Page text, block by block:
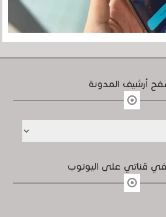
أرشيف المدونة
قناتي على اليوتوب